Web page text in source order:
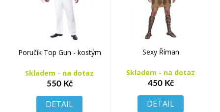
Poručík Top Gun - kostým
Skladem - na dotaz
550 Kč
DETAIL
Sexy Říman
Skladem - na dotaz
450 Kč
DETAIL